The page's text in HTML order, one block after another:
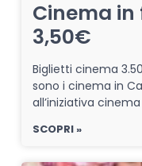
Cinema
3,50€
Biglietti cinema
sono i cinema in
all’iniziativa
SCOPRI »